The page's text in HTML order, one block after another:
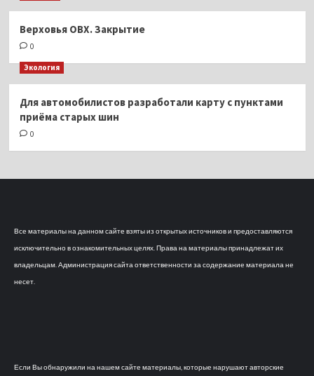
Верховья ОВХ. Закрытие
0
Экология
Для автомобилистов разработали карту с пунктами
приёма старых шин
0
Все материалы на данном сайте взяты из открытых источников и предоставляются
исключительно в ознакомительных целях. Права на материалы принадлежат их
владельцам. Администрация сайта ответственности за содержание материала не
несет.
Если Вы обнаружили на нашем сайте материалы, которые нарушают авторские